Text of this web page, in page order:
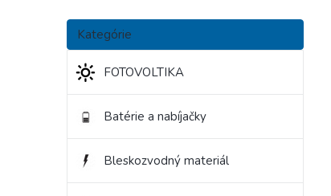
B
č
n
Preskočiť
kategórie
Kategórie
FOTOVOLTIKA
Batérie a nabíjačky
Bleskozvodný materiál